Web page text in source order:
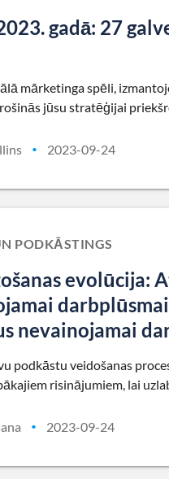
gadā: 27
mārketinga spēli,
jūsu stratēģijai
• 2023-09-24
PODKĀSTINGS
evolūcija:
nevainojamai
podkāstu veidošanas
risinājumiem, lai
• 2023-09-24